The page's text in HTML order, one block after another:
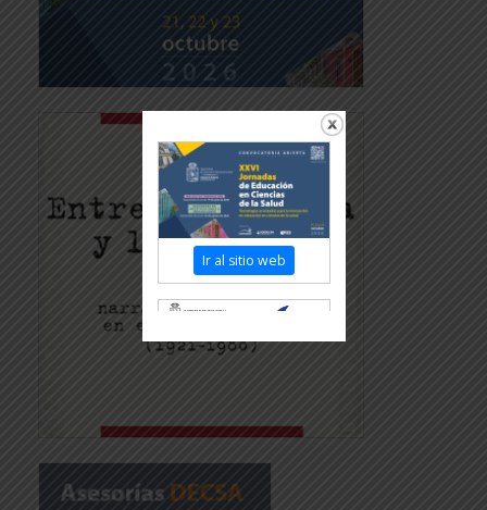
Ir al sitio web